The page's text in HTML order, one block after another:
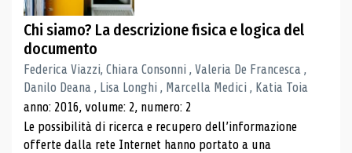
Chi siamo? La descrizione fisica e logica del
documento
Federica Viazzi, Chiara Consonni , Valeria De Francesca ,
Danilo Deana , Lisa Longhi , Marcella Medici , Katia Toia
anno: 2016, volume: 2, numero: 2
Le possibilità di ricerca e recupero dell’informazione
offerte dalla rete Internet hanno portato a una